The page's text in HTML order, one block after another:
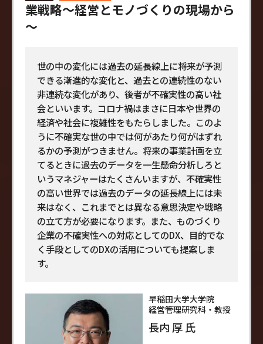
業戦略～経営とモノづくりの現場から
～
世の中の変化には過去の延長線上に将来が予測
できる漸進的な変化と、過去との連続性のない
非連続な変化があり、後者が不確実性の高い社
会といいます。コロナ禍はまさに日本や世界の
経済や社会に複雑性をもたらしました。このよ
うに不確実な世の中では何があたり何がはずれ
るかの予測がつきません。将来の事業計画を立
てるときに過去のデータを一生懸命分析しろと
いうマネジャーはたくさんいますが、不確実性
の高い世界では過去のデータの延長線上には未
来はなく、これまでとは異なる意思決定や戦略
の立て方が必要になります。また、ものづくり
企業の不確実性への対応としてのDX、目的でな
く手段としてのDXの活用についても提案しま
す。
早稲田大学大学院
経営管理研究科・教授
長内 厚 氏